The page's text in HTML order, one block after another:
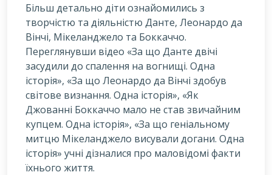
Більш детально діти ознайомились з
творчістю та діяльністю Данте, Леонардо да
Вінчі, Мікеланджело та Боккаччо.
Переглянувши відео «За що Данте двічі
засудили до спалення на вогнищі. Одна
історія», «За що Леонардо да Вінчі здобув
світове визнання. Одна історія», «Як
Джованні Боккаччо мало не став звичайним
купцем. Одна історія», «За що геніальному
митцю Мікеланджело висували догани. Одна
історія» учні дізналися про маловідомі факти
їхнього життя.